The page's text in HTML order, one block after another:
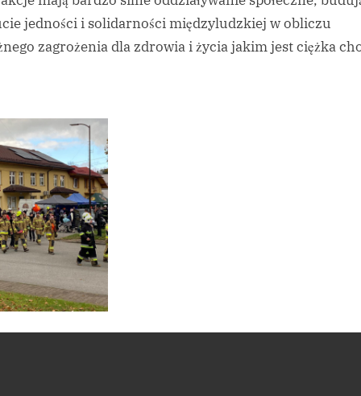
jedności i solidarności międzyludzkiej w obliczu
zagrożenia dla zdrowia i życia jakim jest ciężka